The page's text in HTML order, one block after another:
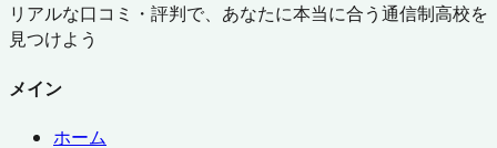
リアルな口コミ・評判で、あなたに本当に合う通信制高校を
見つけよう
メイン
ホーム